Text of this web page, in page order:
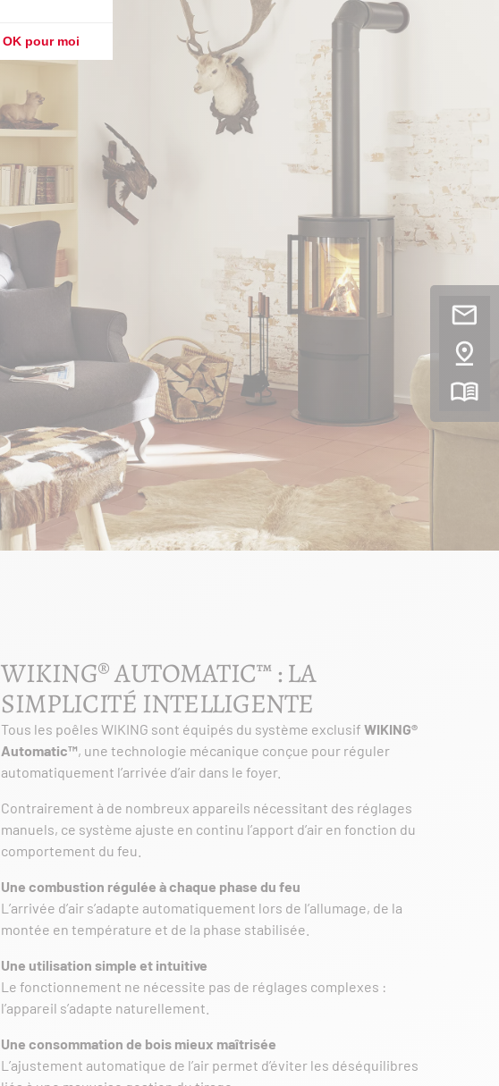
WIKING® AUTOMATIC™ : LA
SIMPLICITÉ INTELLIGENTE
Tous les poêles WIKING sont équipés du système exclusif WIKING®
Automatic™, une technologie mécanique conçue pour réguler
automatiquement l’arrivée d’air dans le foyer.
Contrairement à de nombreux appareils nécessitant des réglages
manuels, ce système ajuste en continu l’apport d’air en fonction du
comportement du feu.
Une combustion régulée à chaque phase du feu
L’arrivée d’air s’adapte automatiquement lors de l’allumage, de la
montée en température et de la phase stabilisée.
Une utilisation simple et intuitive
Le fonctionnement ne nécessite pas de réglages complexes :
l’appareil s’adapte naturellement.
Une consommation de bois mieux maîtrisée
L’ajustement automatique de l’air permet d’éviter les déséquilibres